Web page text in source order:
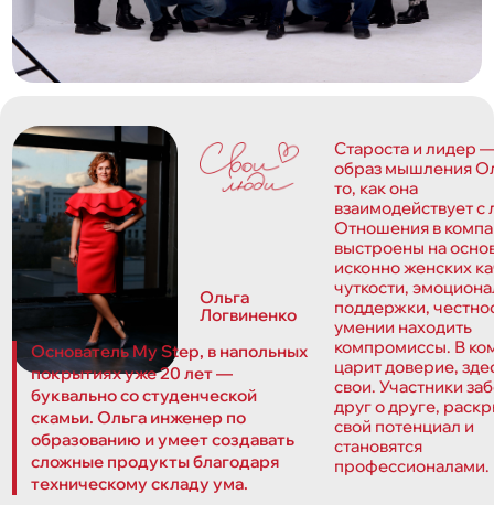
Ольга
Логвиненко
Основатель My Step, в напольных
покрытиях уже 20 лет —
буквально со студенческой
скамьи. Ольга инженер по
образованию и умеет создавать
сложные продукты благодаря
техническому складу ума.
Староста и лидер
образ мышления
то, как она
взаимодействует
Отношения в
выстроены на
исконно женских
чуткости,
поддержки,
умении находить
компромиссы. В
царит доверие,
свои. Участники
друг о друге,
свой потенциал и
становятся
профессионалами.